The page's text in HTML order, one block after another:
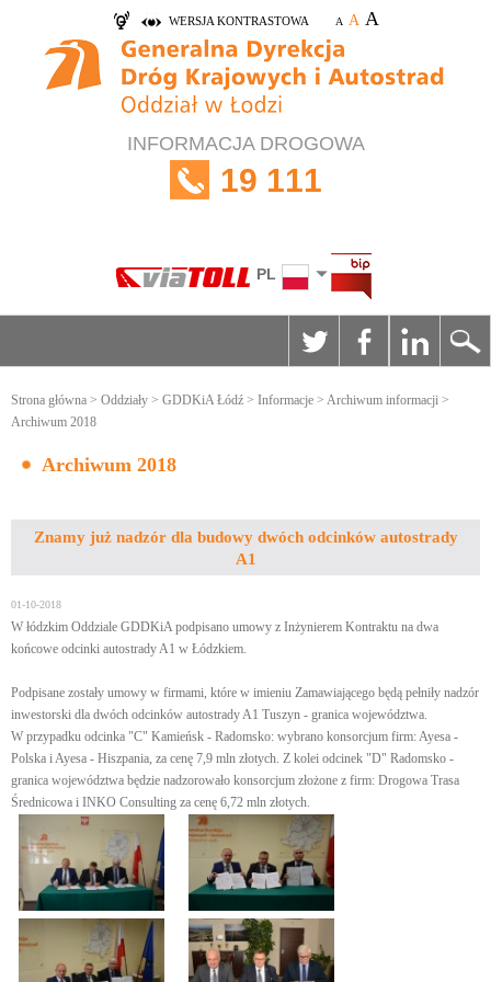
WERSJA KONTRASTOWA A A A
INFORMACJA DROGOWA
19 111
PL
Strona główna > Oddziały > GDDKiA Łódź > Informacje > Archiwum informacji >
Archiwum 2018
Archiwum 2018
Znamy już nadzór dla budowy dwóch odcinków autostrady
A1
01-10-2018
W łódzkim Oddziale GDDKiA podpisano umowy z Inżynierem Kontraktu na dwa
końcowe odcinki autostrady A1 w Łódzkiem.
Podpisane zostały umowy w firmami, które w imieniu Zamawiającego będą pełniły nadzór
inwestorski dla dwóch odcinków autostrady A1 Tuszyn - granica województwa.
W przypadku odcinka "C" Kamieńsk - Radomsko: wybrano konsorcjum firm: Ayesa -
Polska i Ayesa - Hiszpania, za cenę 7,9 mln złotych. Z kolei odcinek "D" Radomsko -
granica województwa będzie nadzorowało konsorcjum złożone z firm: Drogowa Trasa
Średnicowa i INKO Consulting za cenę 6,72 mln złotych.